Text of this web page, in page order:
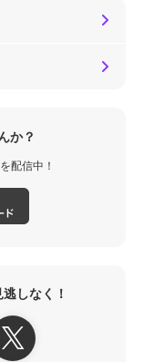
か？
配信中！
しなく！